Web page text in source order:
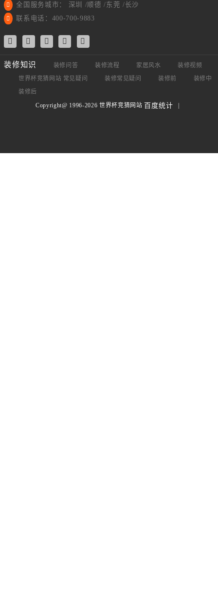
全国服务城市： 深圳 /顺德 /东莞 /长沙
联系电话：400-700-9883
装修知识 装修问答 装修流程 家居风水
装修视频
世界杯竞猜网站 常见疑问
装修常见疑问 装修前
装修中
装修后
Copyright@ 1996-2026 世界杯竞猜网站 百度统计